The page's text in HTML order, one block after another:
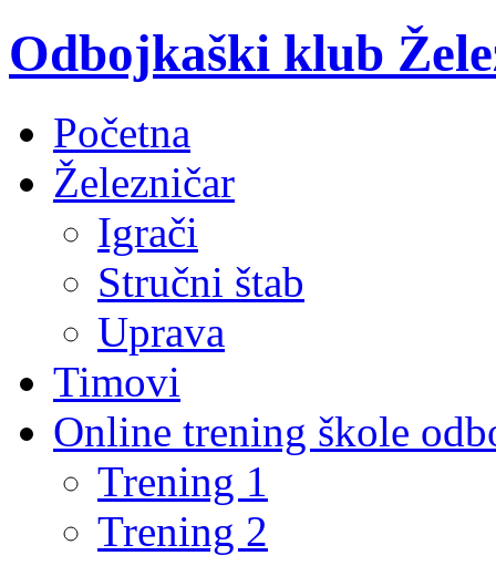
Odbojkaški klub
Početna
Železničar
Igrači
Stručni štab
Uprava
Timovi
Online trening škole
Trening 1
Trening 2